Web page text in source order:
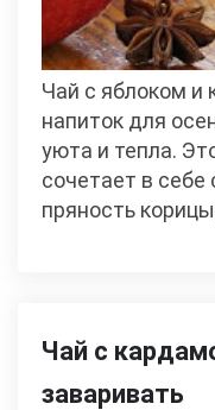
Чай с яблоком и
напиток для
уюта и тепла.
сочетает в себе
пряность
Чай с
заваривать